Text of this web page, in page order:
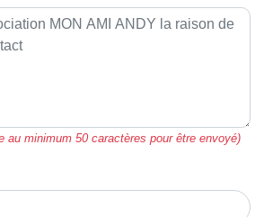
au minimum 50 caractères pour être envoyé)